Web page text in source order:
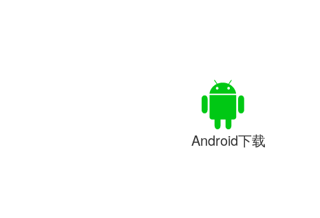
Android下载